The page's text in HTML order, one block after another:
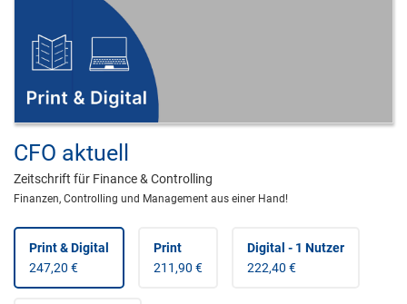
CFO aktuell
Zeitschrift für Finance & Controlling
Finanzen, Controlling und Management aus einer Hand!
Print & Digital
247,20 €
Print
211,90 €
Digital - 1 Nutzer
222,40 €